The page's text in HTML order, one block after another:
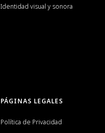
Identidad visual y sonora
PÁGINAS LEGALES
Política de Privacidad